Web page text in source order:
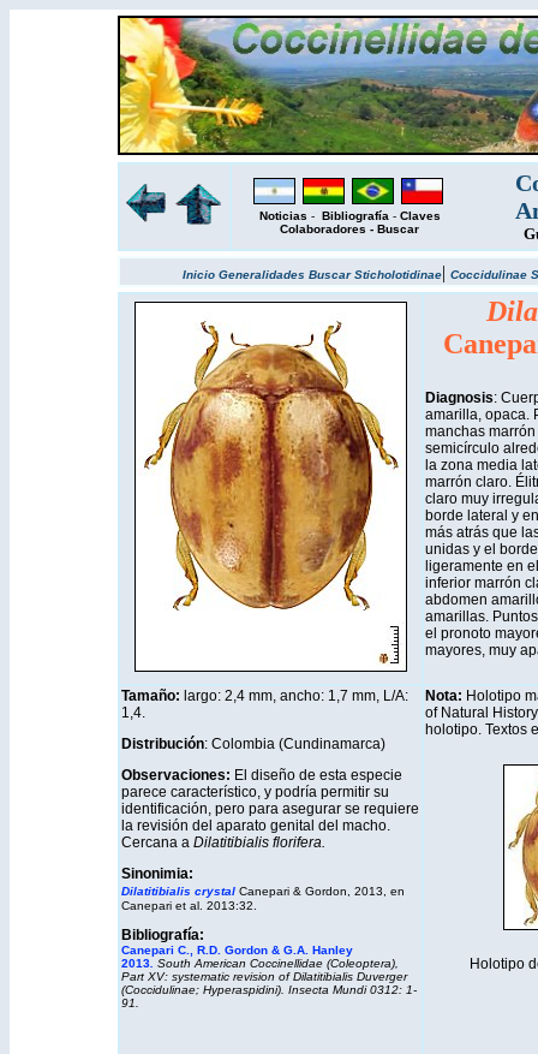
Noticias - Bibliografía - Claves
Colaboradores - Buscar
Inicio Generalidades BuscarSticholotidinae| Coccidulinae
Diagnosis:
amarilla, opaca.
manchas
semicírculo
la zona media
marrón claro.
claro muy
borde lateral y
más atrás que
unidas y el
ligeramente en
inferior marrón
abdomen
amarillas.
el pronoto
mayores, muy
Tamaño: largo: 2,4 mm, ancho: 1,7 mm, L/A:
1,4.
Distribución: Colombia (Cundinamarca)
Observaciones: El diseño de esta especie
parece característico, y podría permitir su
identificación, pero para asegurar se requiere
la revisión del aparato genital del macho.
Cercana a Dilatitibialis florifera.
Sinonimia:
Dilatitibialis crystal Canepari & Gordon, 2013, en
Canepari et al. 2013:32.
Bibliografía:
Canepari C., R.D. Gordon & G.A. Hanley
2013 South American Coccinellidae (Coleoptera),
Part XV: systematic revision of Dilatitibialis Duverger
(Coccidulinae; Hyperaspidini). Insecta Mundi 0312: 1-
91.
Nota: Holotipo
of Natural
holotipo. Textos
Holotipo